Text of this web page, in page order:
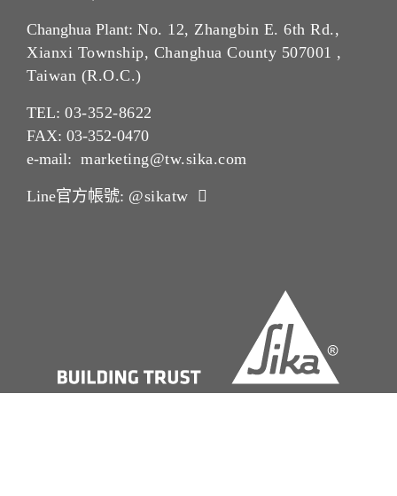
Changhua Plant: No. 12, Zhangbin E. 6th Rd.,
Xianxi Township, Changhua County 507001 ,
Taiwan (R.O.C.)
TEL: 03-352-8622
FAX: 03-352-0470
e-mail: marketing@tw.sika.com
Line官方帳號: @sikatw